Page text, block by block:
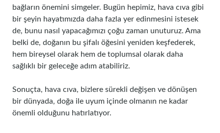
bağların önemini simgeler. Bugün hepimiz, hava cıva gibi
bir şeyin hayatımızda daha fazla yer edinmesini istesek
de, bunu nasıl yapacağımızı çoğu zaman unuturuz. Ama
belki de, doğanın bu şifalı öğesini yeniden keşfederek,
hem bireysel olarak hem de toplumsal olarak daha
sağlıklı bir geleceğe adım atabiliriz.
Sonuçta, hava cıva, bizlere sürekli değişen ve dönüşen
bir dünyada, doğa ile uyum içinde olmanın ne kadar
önemli olduğunu hatırlatıyor.